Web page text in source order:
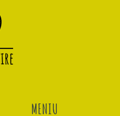
MENIU